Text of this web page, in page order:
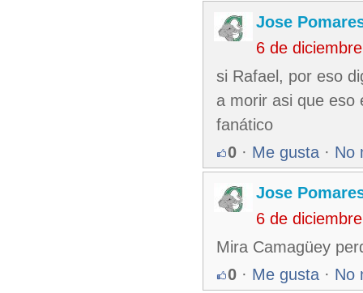
Jose
6 de
si Rafael, por eso
a morir asi que eso
fanático
0 · Me gusta · No
Jose
6 de
Mira Camagüey
0 · Me gusta · No